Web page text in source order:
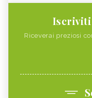
Iscriviti
Riceverai preziosi